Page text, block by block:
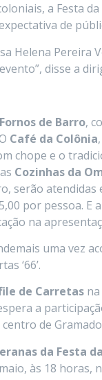
a Festa
de
Helena
disse a
Fornos de Barro,
Café da Colônia
chope e o
Cozinhas da
serão
por pessoa. E a
na
uma vez
‘66’.
de Carretas
a
de
da Festa
às 18 horas,